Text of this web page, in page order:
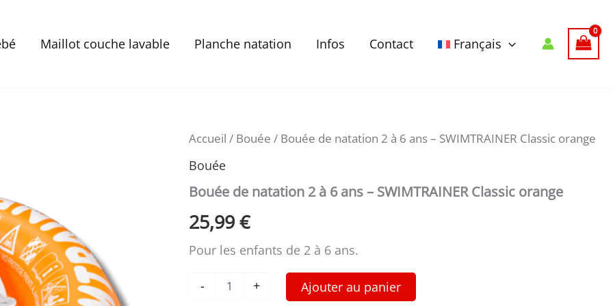
Maillot couche lavable Planche natation Infos Contact Français
Accueil / Bouée / Bouée de natation 2 à 6 ans – SWIMTRAINER Classic orange
Bouée
Bouée de natation 2 à 6 ans – SWIMTRAINER Classic orange
25,99€
Pour les enfants de 2 à 6 ans.
- + Ajouter au panier